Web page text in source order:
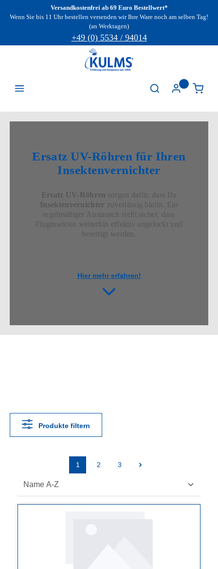
Zum Hauptinhalt springenVersandkostenfrei ab 69 Euro Bestellwert*
Wenn Sie bis 11 Uhr bestellen versenden wir Ihre Ware noch am selben Tag!
(an Werktagen)
+49 (0) 5534 / 94014
Ersatz UV-Röhren für Ihren
Insektenvernichter
Ersatz UV-Röhren sorgen dafür, dass Ihr
Insektenvernichter zuverlässig bleibt. Ein
regelmäßiger Austausch stellt sicher, dass
Fluginsekten weiterhin effektiv angelockt und
beseitigt werden.
Hier mehr erfahren!
Produkte filtern
Seite
1
Seite
2
Seite
3